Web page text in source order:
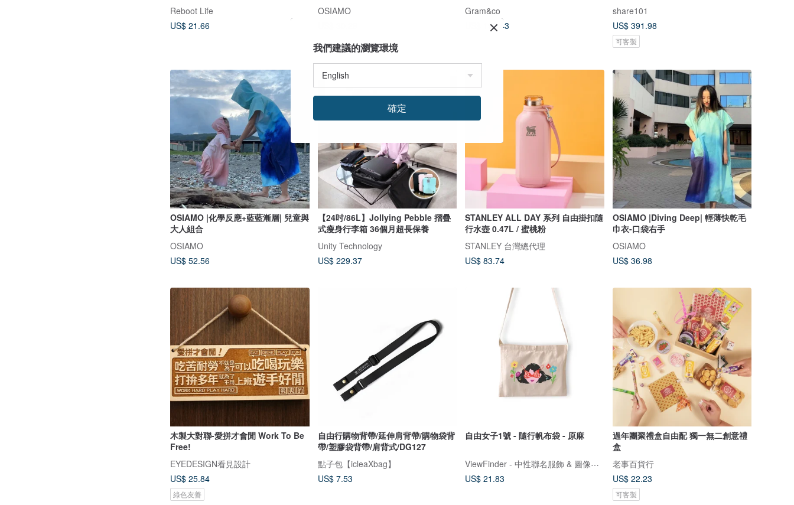
Reboot Life
US$ 21.66
OSIAMO
Gram&co
US$ 192.43
share101
US$ 391.98
可客製
OSIAMO |化學反應+藍藍漸層| 兒童與
大人組合
OSIAMO
US$ 52.56
【24吋/86L】Jollying Pebble 摺疊
式瘦身行李箱 36個月超長保養
Unity Technology
US$ 229.37
STANLEY ALL DAY 系列 自由掛扣隨
行水壺 0.47L / 蜜桃粉
STANLEY 台灣總代理
US$ 83.74
OSIAMO |Diving Deep| 輕薄快乾毛
巾衣-口袋右手
OSIAMO
US$ 36.98
木製大對聯-愛拼才會閒 Work To Be
Free!
EYEDESIGN看見設計
US$ 25.84
綠色友善
自由行購物背帶/延伸肩背帶/購物袋背
帶/塑膠袋背帶/肩背式/DG127
點子包【icleaXbag】
US$ 7.53
自由女子1號 - 隨行帆布袋 - 原麻
ViewFinder - 中性聯名服飾 & 圖像授權周邊
US$ 21.83
過年團聚禮盒自由配 獨一無二創意禮
盒
老事百貨行
US$ 22.23
可客製
我們建議的瀏覽環境
確定